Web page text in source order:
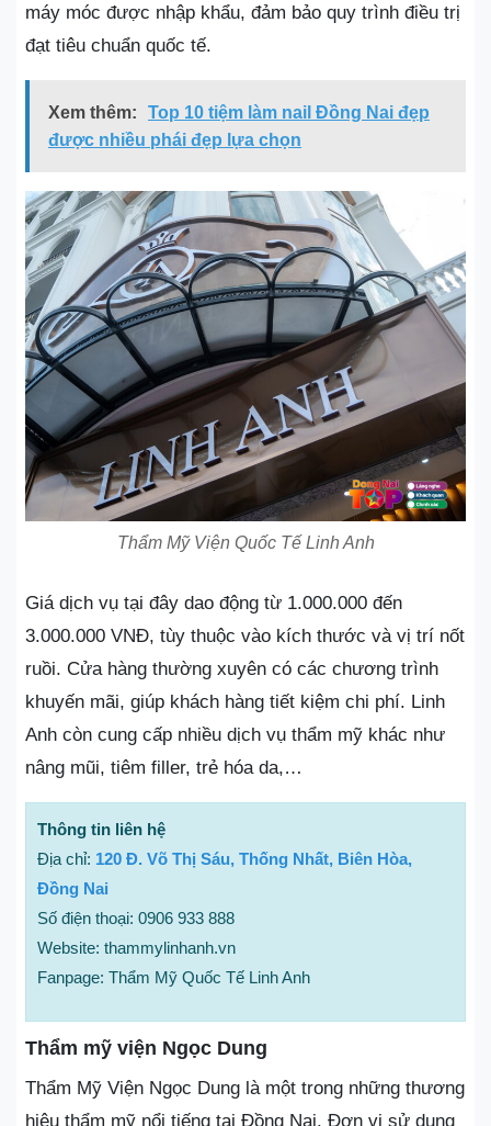
máy móc được nhập khẩu, đảm bảo quy trình điều trị
đạt tiêu chuẩn quốc tế.
Xem thêm:
Top 10 tiệm làm nail Đồng Nai đẹp
được nhiều phái đẹp lựa chọn
Thẩm Mỹ Viện Quốc Tế Linh Anh
Giá dịch vụ tại đây dao động từ 1.000.000 đến
3.000.000 VNĐ, tùy thuộc vào kích thước và vị trí nốt
ruồi. Cửa hàng thường xuyên có các chương trình
khuyến mãi, giúp khách hàng tiết kiệm chi phí. Linh
Anh còn cung cấp nhiều dịch vụ thẩm mỹ khác như
nâng mũi, tiêm filler, trẻ hóa da,…
Thông tin liên hệ
Địa chỉ: 120 Đ. Võ Thị Sáu, Thống Nhất, Biên Hòa,
Đồng Nai
Số điện thoại: 0906 933 888
Website: thammylinhanh.vn
Fanpage: Thẩm Mỹ Quốc Tế Linh Anh
Thẩm mỹ viện Ngọc Dung
Thẩm Mỹ Viện Ngọc Dung là một trong những thương
hiệu thẩm mỹ nổi tiếng tại Đồng Nai. Đơn vị sử dụng